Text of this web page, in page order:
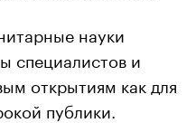
науки
специалистов и
открытиям как для
публики.